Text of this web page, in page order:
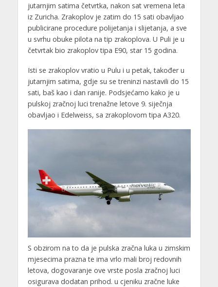
jutarnjim satima četvrtka, nakon sat vremena leta
iz Zuricha. Zrakoplov je zatim do 15 sati obavljao
publicirane procedure polijetanja i slijetanja, a sve
u svrhu obuke pilota na tip zrakoplova. U Puli je u
četvrtak bio zrakoplov tipa E90, star 15 godina.
Isti se zrakoplov vratio u Pulu i u petak, također u
jutarnjim satima, gdje su se treninzi nastavili do 15
sati, baš kao i dan ranije. Podsjećamo kako je u
pulskoj zračnoj luci trenažne letove 9. siječnja
obavljao i Edelweiss, sa zrakoplovom tipa A320.
S obzirom na to da je pulska zračna luka u zimskim
mjesecima prazna te ima vrlo mali broj redovnih
letova, dogovaranje ove vrste posla zračnoj luci
osigurava dodatan prihod. u cjeniku zračne luke